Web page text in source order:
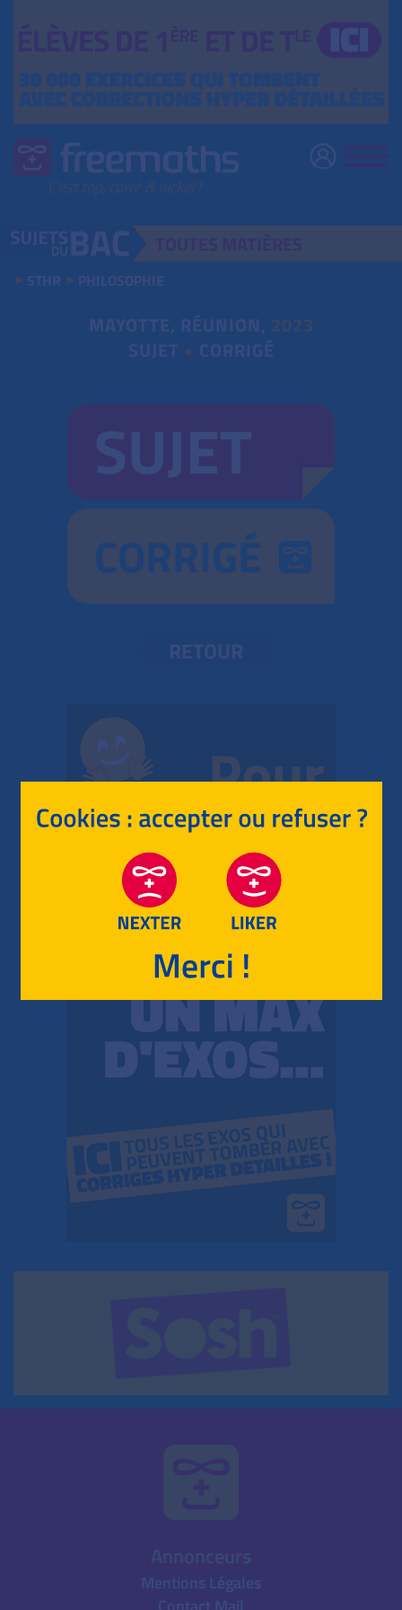
STHR PHILOSOPHIE
MAYOTTE, RÉUNION, 2023
SUJET + CORRIGÉ
CORRIGÉ
RETOUR
Mentions Légales